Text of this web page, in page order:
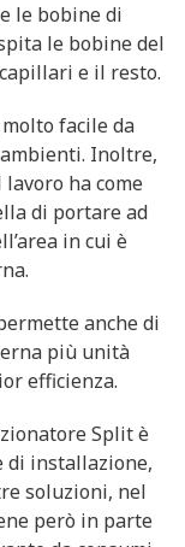
le bobine di
le bobine del
e il resto.
facile da
Inoltre,
ha come
di portare ad
in cui è
anche di
più unità
efficienza.
Split è
di installazione,
soluzioni, nel
però in parte